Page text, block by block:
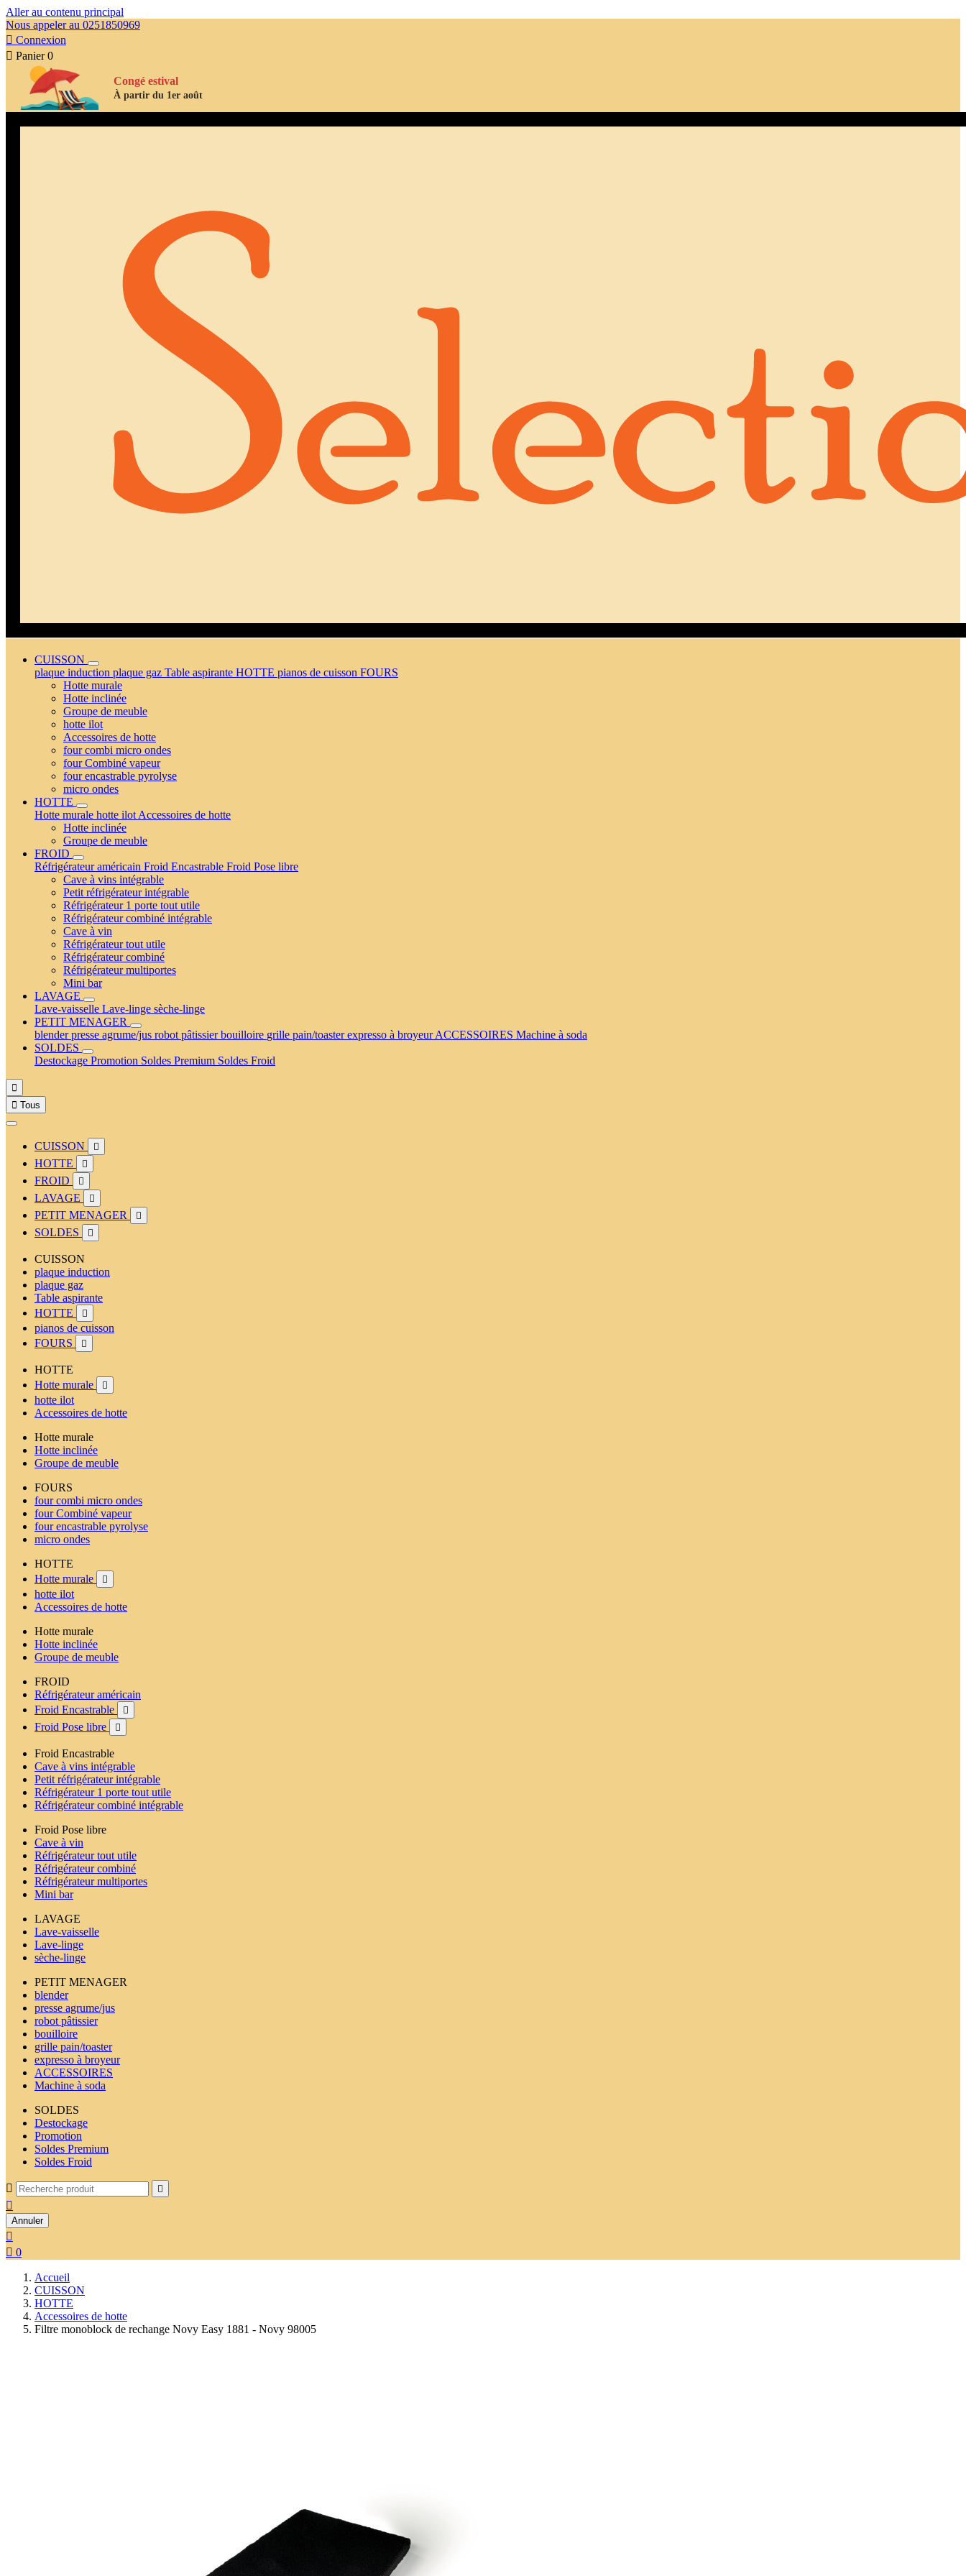
Aller au contenu principal
Nous appeler au 0251850969
 Connexion
 Panier 0
Congé estival
À partir du 1er août
CUISSON
plaque induction plaque gaz Table aspirante HOTTE pianos de cuisson FOURS
Hotte murale
Hotte inclinée
Groupe de meuble
hotte ilot
Accessoires de hotte
four combi micro ondes
four Combiné vapeur
four encastrable pyrolyse
micro ondes
HOTTE
Hotte murale hotte ilot Accessoires de hotte
Hotte inclinée
Groupe de meuble
FROID
Réfrigérateur américain Froid Encastrable Froid Pose libre
Cave à vins intégrable
Petit réfrigérateur intégrable
Réfrigérateur 1 porte tout utile
Réfrigérateur combiné intégrable
Cave à vin
Réfrigérateur tout utile
Réfrigérateur combiné
Réfrigérateur multiportes
Mini bar
LAVAGE
Lave-vaisselle Lave-linge sèche-linge
PETIT MENAGER
blenderpresse agrume/jus robot pâtissierbouilloire grille pain/toasterexpresso à broyeurACCESSOIRES Machine à soda
SOLDES
Destockage Promotion Soldes Premium Soldes Froid

 Tous
CUISSON 
HOTTE 
FROID 
LAVAGE 
PETIT MENAGER 
SOLDES 
CUISSON
plaque induction
plaque gaz
Table aspirante
HOTTE

pianos de cuisson
FOURS

HOTTE
Hotte murale

hotte ilot
Accessoires de hotte
Hotte murale
Hotte inclinée
Groupe de meuble
FOURS
four combi micro ondes
four Combiné vapeur
four encastrable pyrolyse
micro ondes
HOTTE
Hotte murale

hotte ilot
Accessoires de hotte
Hotte murale
Hotte inclinée
Groupe de meuble
FROID
Réfrigérateur américain
Froid Encastrable

Froid Pose libre 
Froid Encastrable
Cave à vins intégrable
Petit réfrigérateur intégrable
Réfrigérateur 1 porte tout utile
Réfrigérateur combiné intégrable
Froid Pose libre
Cave à vin
Réfrigérateur tout utile
Réfrigérateur combiné
Réfrigérateur multiportes
Mini bar
LAVAGE
Lave-vaisselle
Lave-linge
sèche-linge
PETIT MENAGER
blender
presse agrume/jus
robot pâtissier
bouilloire
grille pain/toaster
expresso à broyeur
ACCESSOIRES
Machine à soda
SOLDES
Destockage
Promotion
Soldes Premium
Soldes Froid
 

Annuler

 0
Accueil
CUISSON
HOTTE
Accessoires de hotte
Filtre monoblock de rechange Novy Easy 1881 - Novy 98005